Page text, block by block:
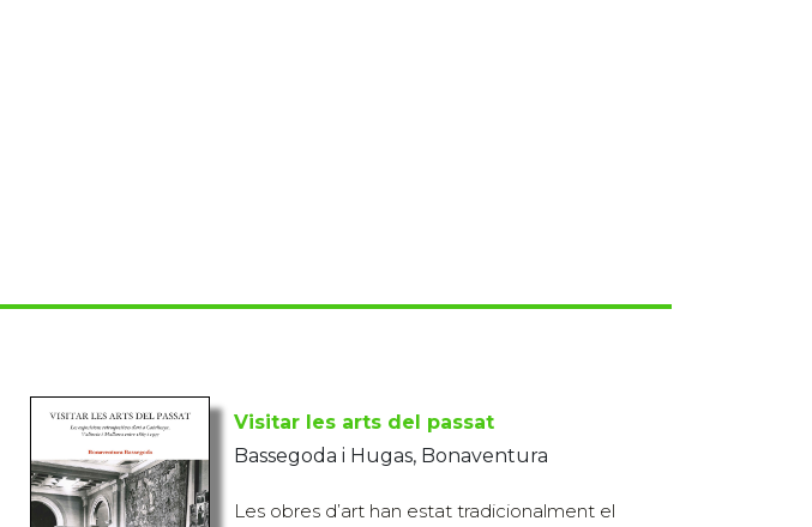
Visitar les arts del passat
Bassegoda i Hugas, Bonaventura
Les obres d’art han estat tradicionalment el